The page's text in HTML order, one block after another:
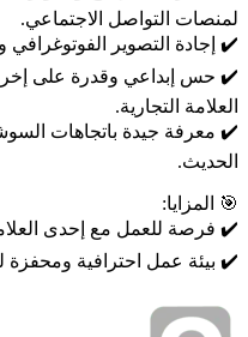
لمنصات التواصل الاجتماعي.
✔️ إجادة التصوير الفوتوغرافي
✔️ حس إبداعي وقدرة على
العلامة التجارية.
✔️ معرفة جيدة باتجاهات
الحديث.
🎯 المزايا:
✔️ فرصة للعمل مع إحدى
✔️ بيئة عمل احترافية ومحفزة